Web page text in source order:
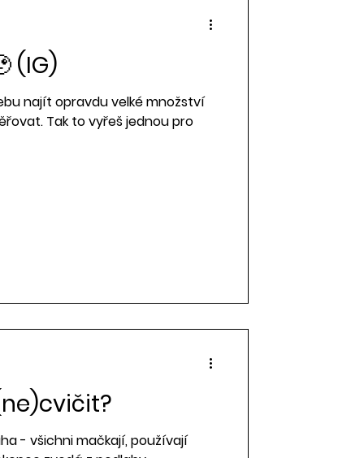
(IG)
najít opravdu velké množství
Tak to vyřeš jednou pro
- všichni mačkají, používají